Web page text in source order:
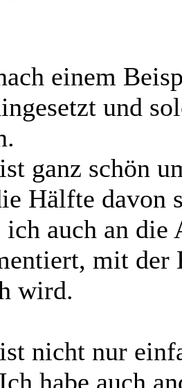
einem
und
ganz schön
Hälfte davon
ich auch an
mit der
wird.
nicht nur
habe auch